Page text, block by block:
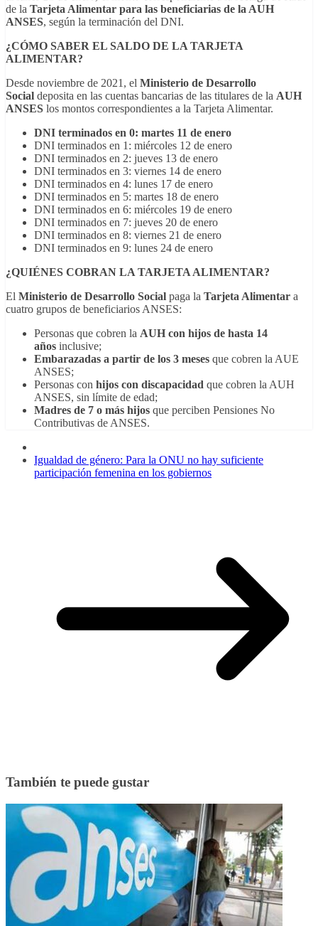
de la Tarjeta Alimentar para las beneficiarias de la AUH
ANSES, según la terminación del DNI.
¿CÓMO SABER EL SALDO DE LA TARJETA
ALIMENTAR?
Desde noviembre de 2021, el Ministerio de Desarrollo
Social deposita en las cuentas bancarias de las titulares de la AUH
ANSES los montos correspondientes a la Tarjeta Alimentar.
DNI terminados en 0: martes 11 de enero
DNI terminados en 1: miércoles 12 de enero
DNI terminados en 2: jueves 13 de enero
DNI terminados en 3: viernes 14 de enero
DNI terminados en 4: lunes 17 de enero
DNI terminados en 5: martes 18 de enero
DNI terminados en 6: miércoles 19 de enero
DNI terminados en 7: jueves 20 de enero
DNI terminados en 8: viernes 21 de enero
DNI terminados en 9: lunes 24 de enero
¿QUIÉNES COBRAN LA TARJETA ALIMENTAR?
El Ministerio de Desarrollo Social paga la Tarjeta Alimentar a
cuatro grupos de beneficiarios ANSES:
Personas que cobren la AUH con hijos de hasta 14
años inclusive;
Embarazadas a partir de los 3 meses que cobren la AUE
ANSES;
Personas con hijos con discapacidad que cobren la AUH
ANSES, sin límite de edad;
Madres de 7 o más hijos que perciben Pensiones No
Contributivas de ANSES.
Igualdad de género: Para la ONU no hay suficiente
participación femenina en los gobiernos
También te puede gustar